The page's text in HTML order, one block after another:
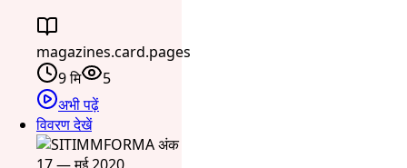
magazines.card.pages
9 मि
5
अभी पढ़ें
विवरण देखें